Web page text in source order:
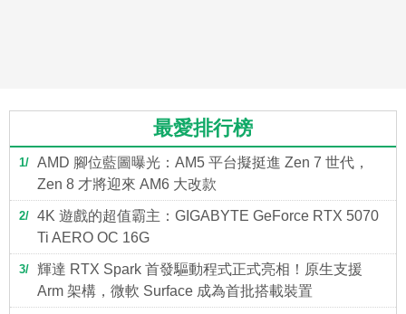
最愛排行榜
1
AMD 腳位藍圖曝光：AM5 平台擬挺進 Zen 7 世代，
Zen 8 才將迎來 AM6 大改款
2
4K 遊戲的超值霸主：GIGABYTE GeForce RTX 5070
Ti AERO OC 16G
3
輝達 RTX Spark 首發驅動程式正式亮相！原生支援
Arm 架構，微軟 Surface 成為首批搭載裝置